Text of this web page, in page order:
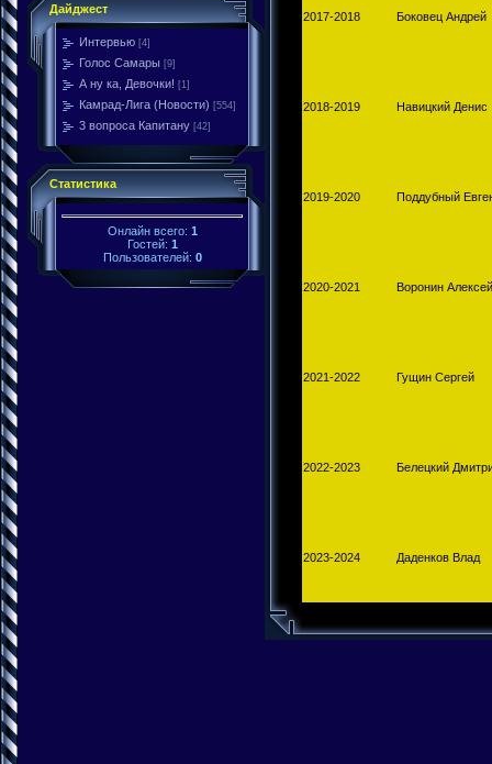
Дайджест
Интервью [4]
Голос Самары [9]
А ну ка, Девочки! [1]
Камрад-Лига (Новости) [554]
3 вопроса Капитану [42]
Статистика
Онлайн всего: 1
Гостей: 1
Пользователей: 0
2017-2018 Боковец Андрей
2018-2019 Навицкий Денис
2019-2020 Поддубный
2020-2021 Воронин Алексей
2021-2022 Гущин Сергей
2022-2023 Белецкий
2023-2024 Даденков Влад